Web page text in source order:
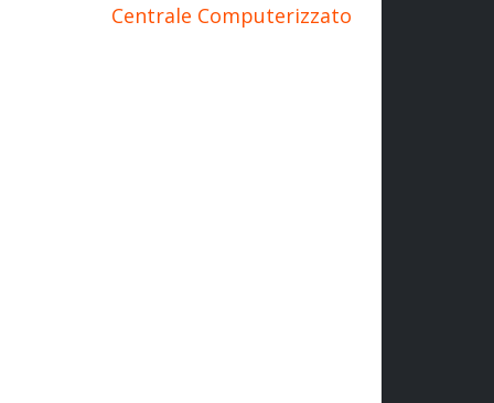
Centrale Computerizzato